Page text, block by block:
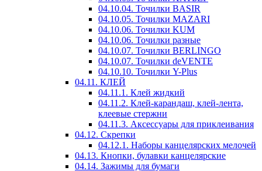
04.10.04. Точилки BASIR
04.10.05. Точилки MAZARI
04.10.06. Точилки KUM
04.10.06. Точилки разные
04.10.07. Точилки BERLINGO
04.10.07. Точилки deVENTE
04.10.10. Точилки Y-Plus
04.11. КЛЕЙ
04.11.1. Клей жидкий
04.11.2. Клей-карандаш, клей-лента,
клеевые стержни
04.11.3. Аксессуары для приклеивания
04.12. Скрепки
04.12.1. Наборы канцелярских мелочей
04.13. Кнопки, булавки канцелярские
04.14. Зажимы для бумаги